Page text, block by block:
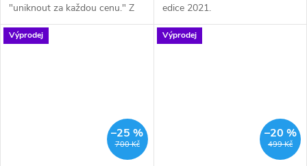
"uniknout za každou cenu." Z
limitované edice 2021
edice 2021.
Výprodej
700 Kč
–25 %
Výprodej
499 Kč
–20 %